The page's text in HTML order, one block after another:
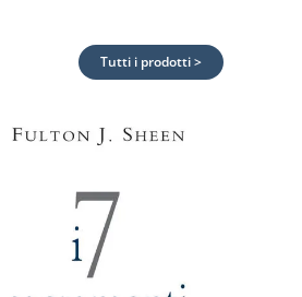
Tutti i prodotti >